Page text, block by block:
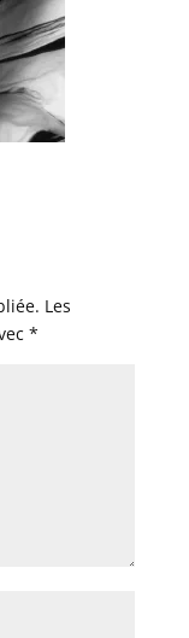
Les
*